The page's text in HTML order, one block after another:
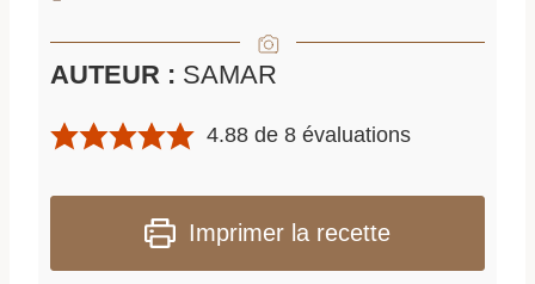
AUTEUR : SAMAR
4.88 de8 évaluations
Imprimer la recette